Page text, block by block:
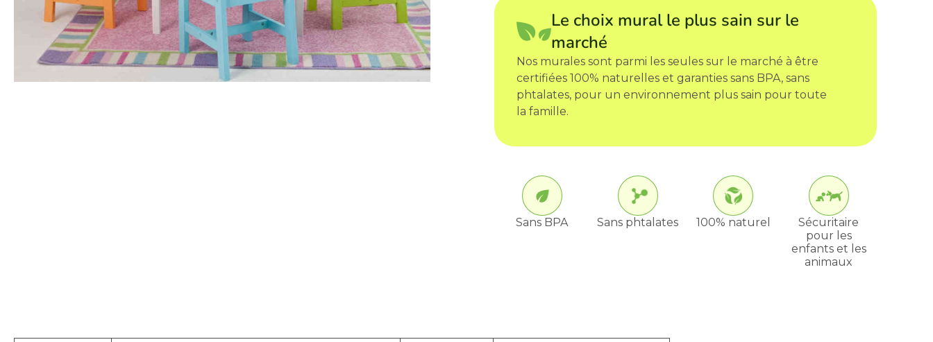
Le choix mural le plus sain sur le
marché
Nos murales sont parmi les seules sur le marché à être
certifiées 100% naturelles et garanties sans BPA, sans
phtalates, pour un environnement plus sain pour toute
la famille.
Sans BPA Sans phtalates 100% naturel
Sécuritaire
pour les
enfants et les
animaux